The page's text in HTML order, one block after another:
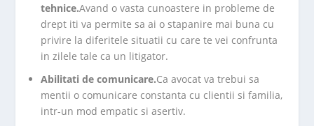
tehnice.Avand o vasta cunoastere in probleme de
drept iti va permite sa ai o stapanire mai buna cu
privire la diferitele situatii cu care te vei confrunta
in zilele tale ca un litigator.
Abilitati de comunicare.Ca avocat va trebui sa
mentii o comunicare constanta cu clientii si familia,
intr-un mod empatic si asertiv.